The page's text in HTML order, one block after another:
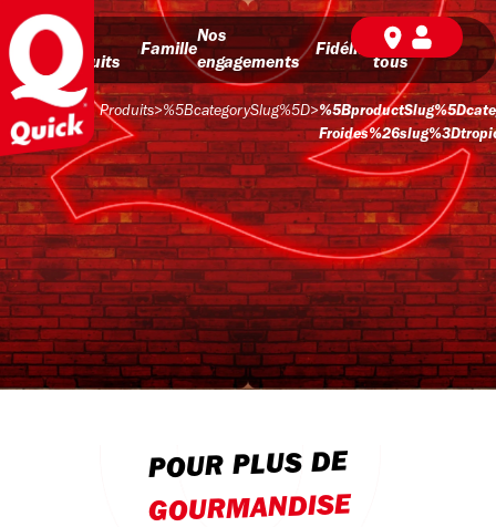
Nos
produits
Famille
Nos
engagements
Fidélité
BD pour
tous
Produits>%5BcategorySlug%5D>
POUR PLUS DE
GOURMANDISE